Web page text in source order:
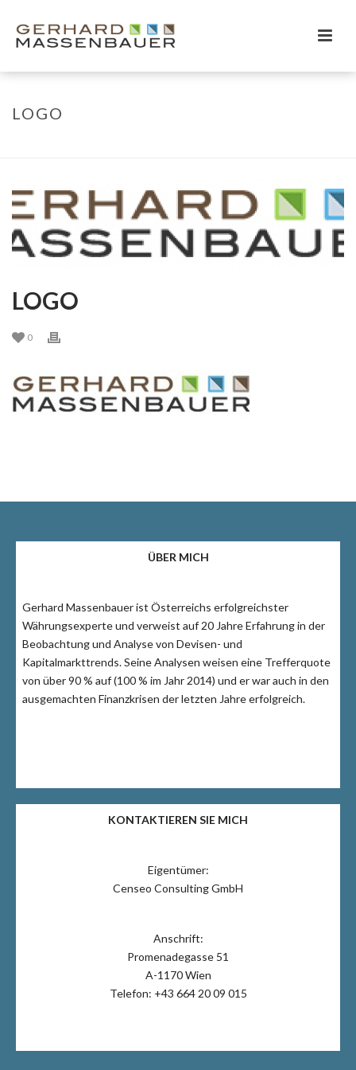
LOGO
LOGO
0
ÜBER MICH
Gerhard Massenbauer ist Österreichs erfolgreichster
Währungsexperte und verweist auf 20 Jahre Erfahrung in der
Beobachtung und Analyse von Devisen- und
Kapitalmarkttrends. Seine Analysen weisen eine Trefferquote
von über 90 % auf (100 % im Jahr 2014) und er war auch in den
ausgemachten Finanzkrisen der letzten Jahre erfolgreich.
KONTAKTIEREN SIE MICH
Eigentümer:
Censeo Consulting GmbH
Anschrift:
Promenadegasse 51
A-1170 Wien
Telefon: +43 664 20 09 015